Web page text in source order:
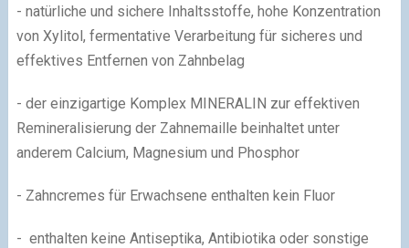
- natürliche und sichere Inhaltsstoffe, hohe Konzentration
von Xylitol, fermentative Verarbeitung für sicheres und
effektives Entfernen von Zahnbelag
- der einzigartige Komplex MINERALIN zur effektiven
Remineralisierung der Zahnemaille beinhaltet unter
anderem Calcium, Magnesium und Phosphor
- Zahncremes für Erwachsene enthalten kein Fluor
- enthalten keine Antiseptika, Antibiotika oder sonstige